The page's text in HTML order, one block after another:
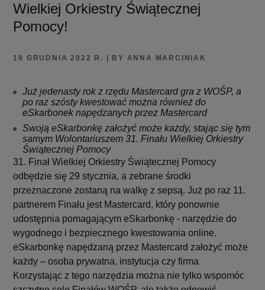
Wielkiej Orkiestry Świątecznej
Pomocy!
19 GRUDNIA 2022 R. | BY ANNA MARCINIAK
Już jedenasty rok z rzędu Mastercard gra z WOŚP, a
po raz szósty kwestować można również do
eSkarbonek napędzanych przez Mastercard
Swoją eSkarbonkę założyć może każdy, stając się tym
samym Wolontariuszem 31. Finału Wielkiej Orkiestry
Świątecznej Pomocy
31. Finał Wielkiej Orkiestry Świątecznej Pomocy
odbędzie się 29 stycznia, a zebrane środki
przeznaczone zostaną na walkę z sepsą. Już po raz 11.
partnerem Finału jest Mastercard, który ponownie
udostępnia pomagającym eSkarbonkę - narzędzie do
wygodnego i bezpiecznego kwestowania online.
eSkarbonkę napędzaną przez Mastercard założyć może
każdy – osoba prywatna, instytucja czy firma.
Korzystając z tego narzędzia można nie tylko wspomóc